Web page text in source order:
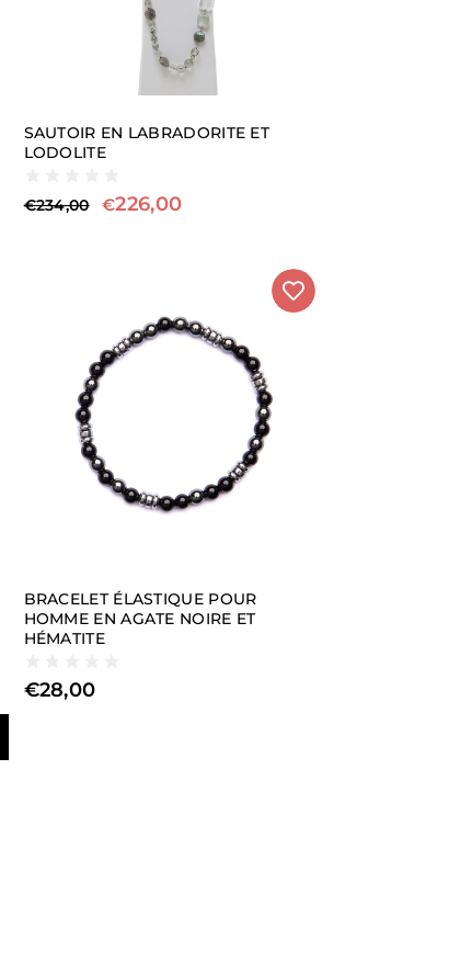
SAUTOIR EN LABRADORITE ET
LODOLITE
€234,00 €226,00
BRACELET ÉLASTIQUE POUR
HOMME EN AGATE NOIRE ET
HÉMATITE
€28,00